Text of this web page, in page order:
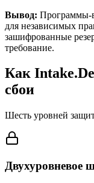
Вывод: Программы-
для независимых
зашифрованные
требование.
Как
сбои
Шесть уровней
Двухуровневое